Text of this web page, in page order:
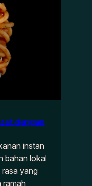
dengan
instan
bahan lokal
rasa yang
ramah